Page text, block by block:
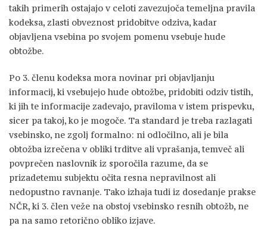
takih primerih ostajajo v celoti zavezujoča temeljna pravila
kodeksa, zlasti obveznost pridobitve odziva, kadar
objavljena vsebina po svojem pomenu vsebuje hude
obtožbe.
Po 3. členu kodeksa mora novinar pri objavljanju
informacij, ki vsebujejo hude obtožbe, pridobiti odziv tistih,
ki jih te informacije zadevajo, praviloma v istem prispevku,
sicer pa takoj, ko je mogoče. Ta standard je treba razlagati
vsebinsko, ne zgolj formalno: ni odločilno, ali je bila
obtožba izrečena v obliki trditve ali vprašanja, temveč ali
povprečen naslovnik iz sporočila razume, da se
prizadetemu subjektu očita resna nepravilnost ali
nedopustno ravnanje. Tako izhaja tudi iz dosedanje prakse
NČR, ki 3. člen veže na obstoj vsebinsko resnih obtožb, ne
pa na samo retorično obliko izjave.